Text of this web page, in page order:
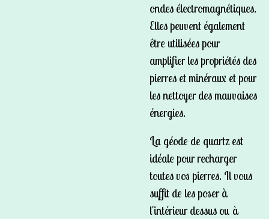
ondes électromagnétiques.
Elles peuvent également
être utilisées pour
amplifier les propriétés des
pierres et minéraux et pour
les nettoyer des mauvaises
énergies.
La géode de quartz est
idéale pour recharger
toutes vos pierres. Il vous
suffit de les poser à
l'intérieur dessus ou à